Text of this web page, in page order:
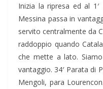
Inizia la ripresa ed al 1′
Messina passa in
servito centralmente da
raddoppio quando
che mette a lato.
vantaggio. 34′ Parata di
Mengoli, para